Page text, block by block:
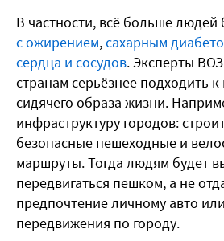
В частности, всё больше людей
с ожирением,сахарным
сердца и сосудов. Эксперты
странам серьёзнее подходить
сидячего образа жизни.
инфраструктуру городов:
безопасные пешеходные и
маршруты. Тогда людям будет
передвигаться пешком, а не
предпочтение личному авто
передвижения по городу.